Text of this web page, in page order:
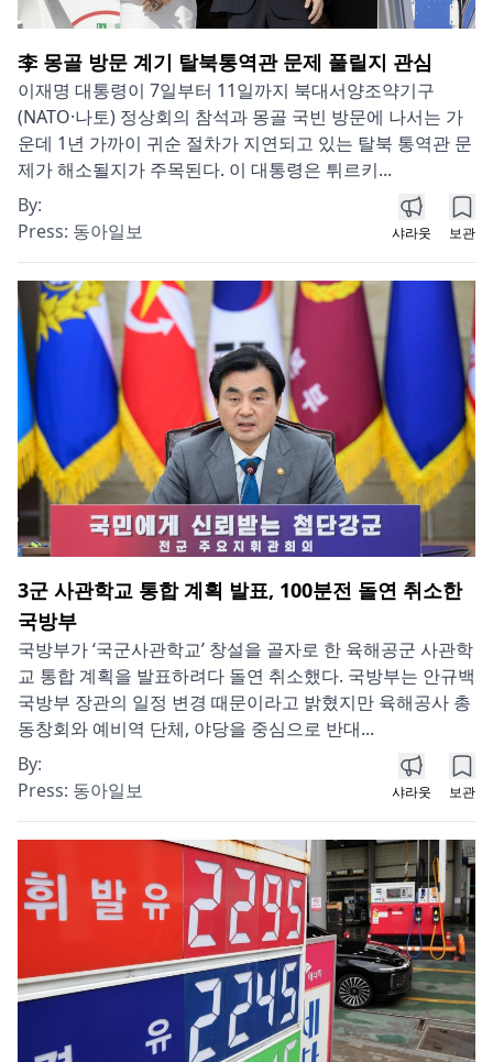
李 몽골 방문 계기 탈북통역관 문제 풀릴지 관심
이재명 대통령이 7일부터 11일까지 북대서양조약기구
(NATO·나토) 정상회의 참석과 몽골 국빈 방문에 나서는 가
운데 1년 가까이 귀순 절차가 지연되고 있는 탈북 통역관 문
제가 해소될지가 주목된다. 이 대통령은 튀르키...
By:
Press: 동아일보 샤라웃 보관
3군 사관학교 통합 계획 발표, 100분전 돌연 취소한
국방부
국방부가 ‘국군사관학교’ 창설을 골자로 한 육해공군 사관학
교 통합 계획을 발표하려다 돌연 취소했다. 국방부는 안규백
국방부 장관의 일정 변경 때문이라고 밝혔지만 육해공사 총
동창회와 예비역 단체, 야당을 중심으로 반대...
By:
Press: 동아일보 샤라웃 보관